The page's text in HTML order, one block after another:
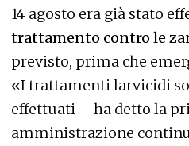
14 agosto era già stato
trattamento contro le
previsto, prima che
«I trattamenti larvicidi
effettuati – ha detto la
amministrazione